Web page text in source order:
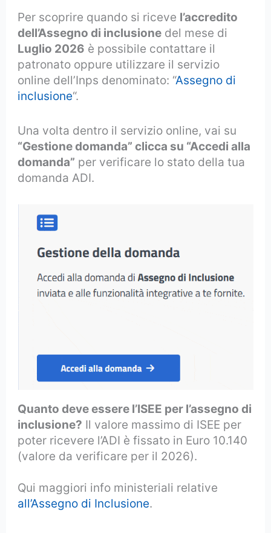
Per scoprire quando si riceve l’accredito
dell’Assegno di inclusione del mese di
Luglio 2026 è possibile contattare il
patronato oppure utilizzare il servizio
online dell’Inps denominato: “Assegno di
inclusione“.
Una volta dentro il servizio online, vai su
“Gestione domanda” clicca su “Accedi alla
domanda” per verificare lo stato della tua
domanda ADI.
Quanto deve essere l’ISEE per l’assegno di
inclusione? Il valore massimo di ISEE per
poter ricevere l’ADI è fissato in Euro 10.140
(valore da verificare per il 2026).
Qui maggiori info ministeriali relative
all’Assegno di Inclusione.